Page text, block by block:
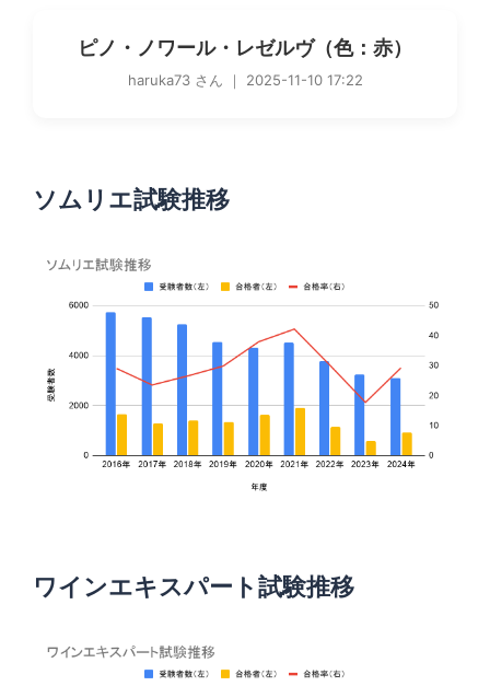
ピノ・ノワール・レゼルヴ（色：赤）
haruka73 さん ｜ 2025-11-10 17:22
ソムリエ試験推移
ワインエキスパート試験推移